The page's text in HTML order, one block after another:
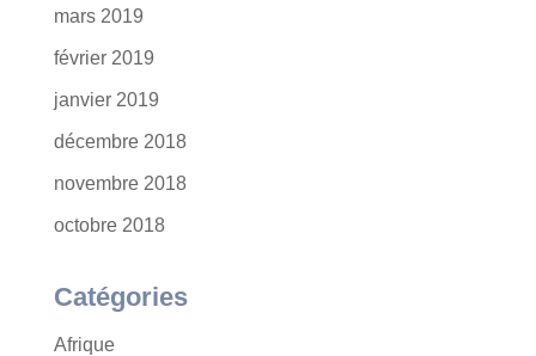
mars 2019
février 2019
janvier 2019
décembre 2018
novembre 2018
octobre 2018
Catégories
Afrique